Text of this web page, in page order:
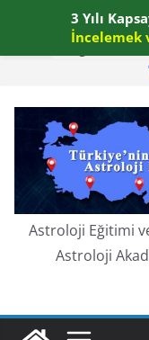
content
Astroloji Eğitimi
Astroloji
3 Yılı
İncelemek